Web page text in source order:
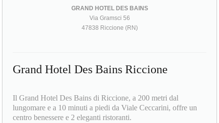
GRAND HOTEL DES BAINS
Via Gramsci 56
47838 Riccione (RN)
Grand Hotel Des Bains Riccione
Il Grand Hotel Des Bains di Riccione, a 200 metri dal
lungomare e a 10 minuti a piedi da Viale Ceccarini, offre un
centro benessere e 2 eleganti ristoranti.